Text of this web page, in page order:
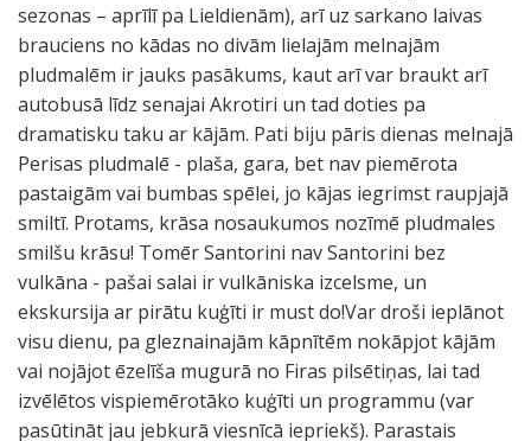
sezonas – aprīlī pa Lieldienām), arī uz sarkano laivas
brauciens no kādas no divām lielajām melnajām
pludmalēm ir jauks pasākums, kaut arī var braukt arī
autobusā līdz senajai Akrotiri un tad doties pa
dramatisku taku ar kājām. Pati biju pāris dienas melnajā
Perisas pludmalē - plaša, gara, bet nav piemērota
pastaigām vai bumbas spēlei, jo kājas iegrimst raupjajā
smiltī. Protams, krāsa nosaukumos nozīmē pludmales
smilšu krāsu! Tomēr Santorini nav Santorini bez
vulkāna - pašai salai ir vulkāniska izcelsme, un
ekskursija ar pirātu kuģīti ir must do!Var droši ieplānot
visu dienu, pa gleznainajām kāpnītēm nokāpjot kājām
vai nojājot ēzelīša mugurā no Firas pilsētiņas, lai tad
izvēlētos vispiemērotāko kuģīti un programmu (var
pasūtināt jau jebkurā viesnīcā iepriekš). Parastais